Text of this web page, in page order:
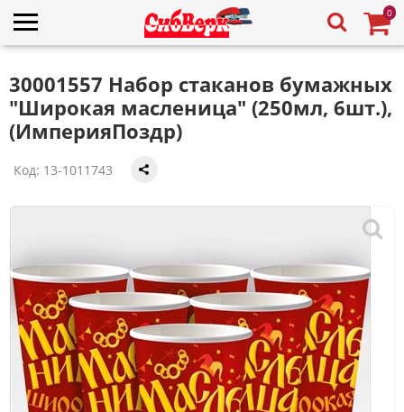
0
30001557 Набор стаканов бумажных
"Широкая масленица" (250мл, 6шт.),
(ИмперияПоздр)
Код: 13-1011743